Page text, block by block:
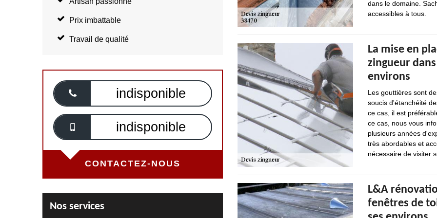
Prix imbattable
Travail de qualité
indisponible
indisponible
CONTACTEZ-NOUS
Nos services
dans le domaine.
accessibles à tous.
La mise en
zingueur
environs
Les gouttières sont
soucis d'étanchéité
ce cas, il est
ce cas, nous vous
plusieurs années
très abordables et
nécessaire de visiter
L&A
fenêtres de